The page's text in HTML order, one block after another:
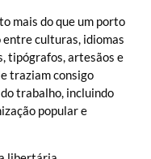
mais do que um porto
culturas, idiomas
tipógrafos, artesãos e
traziam consigo
trabalho, incluindo
popular e